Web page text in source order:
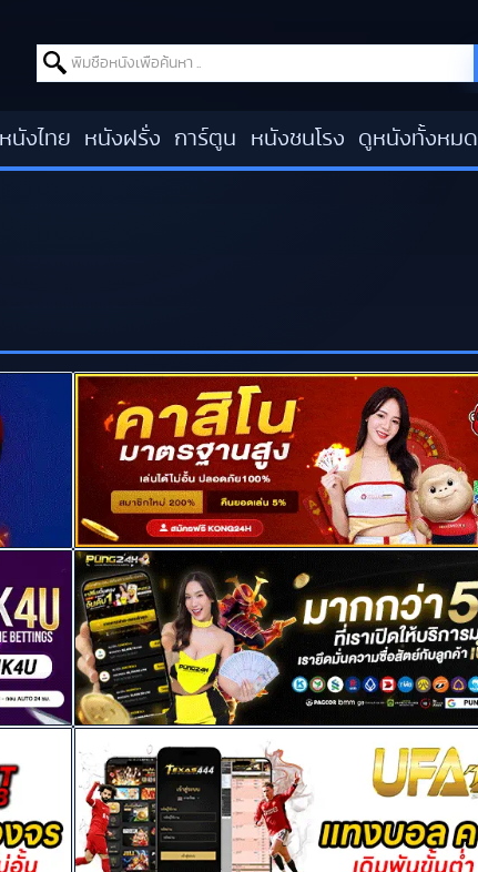
Search for:
หนังไทย หนังฝรั่ง การ์ตูน หนังชนโรง ดูหนังทั้งหมด